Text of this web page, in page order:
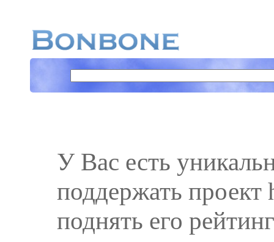
У Вас есть
поддержать
поднять его